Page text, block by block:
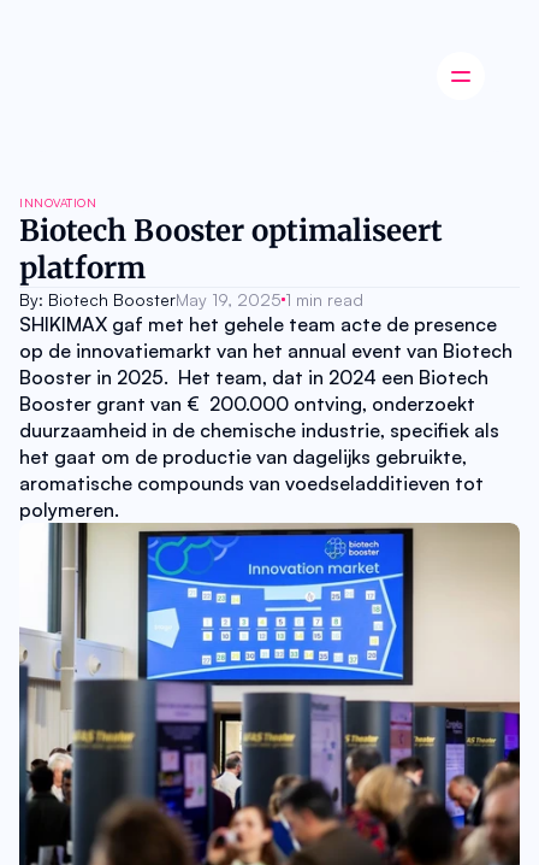
About
Careers
Authors
Advertise
Contact
Innovation
Industry
Startup
Career
Ecosystem
Partnerships
Opinion
INNOVATION
Biotech Booster optimaliseert
platform
By: Biotech BoosterMay 19, 2025 1 min read
SHIKIMAX gaf met het gehele team acte de presence
op de innovatiemarkt van het annual event van Biotech
Booster in 2025.  Het team, dat in 2024 een Biotech
Booster grant van €  200.000 ontving, onderzoekt
duurzaamheid in de chemische industrie, specifiek als
het gaat om de productie van dagelijks gebruikte,
aromatische compounds van voedseladditieven tot